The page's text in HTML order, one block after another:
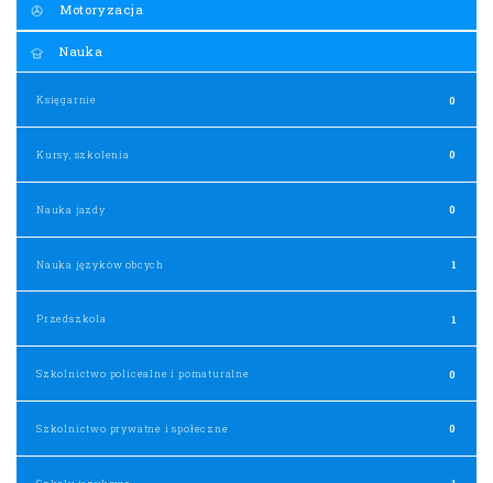
Motoryzacja
Nauka
Księgarnie 0
Kursy, szkolenia 0
Nauka jazdy 0
Nauka języków obcych 1
Przedszkola 1
Szkolnictwo policealne i pomaturalne 0
Szkolnictwo prywatne i społeczne 0